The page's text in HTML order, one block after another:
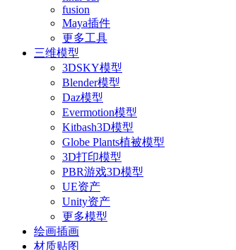
fusion
Maya插件
更多工具
三维模型
3DSKY模型
Blender模型
Daz模型
Evermotion模型
Kitbash3D模型
Globe Plants植被模型
3D打印模型
PBR游戏3D模型
UE资产
Unity资产
更多模型
绘画插画
材质贴图